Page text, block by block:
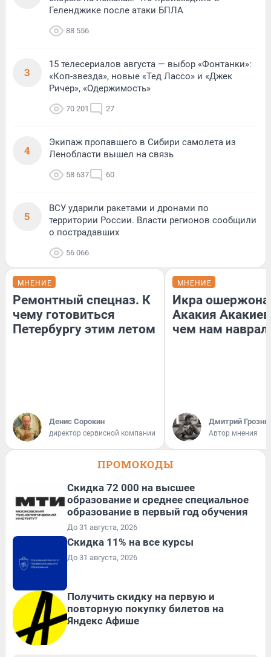
Геленджике после атаки БПЛА
88 556
3
15 телесериалов августа — выбор «Фонтанки»:
«Коп-звезда», новые «Тед Лассо» и «Джек
Ричер», «Одержимость»
70 201 27
4
Экипаж пропавшего в Сибири самолета из
Ленобласти вышел на связь
58 637 60
5
ВСУ ударили ракетами и дронами по
территории России. Власти регионов сообщили
о пострадавших
56 066
МНЕНИЕ
Ремонтный спецназ. К
чему готовиться
Петербургу этим летом
Денис Сорокин
директор сервисной компании
МНЕНИЕ
Икра
Акакия
чем нам
Дмитрий
Автор мнения
ПРОМОКОДЫ
Скидка 72 000 на высшее
образование и среднее специальное
образование в первый год обучения
До 31 августа, 2026
Скидка 11% на все курсы
До 31 августа, 2026
Получить скидку на первую и
повторную покупку билетов на
Яндекс Афише